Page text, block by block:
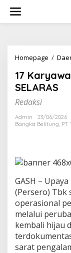
konten
Homepage /
17
SELARAS
Redaksi
Admin
23/06/2026
Bangka Belitung, PT
GASH –
(Persero) Tbk
operasional
melalui
kembali hijau
sarat